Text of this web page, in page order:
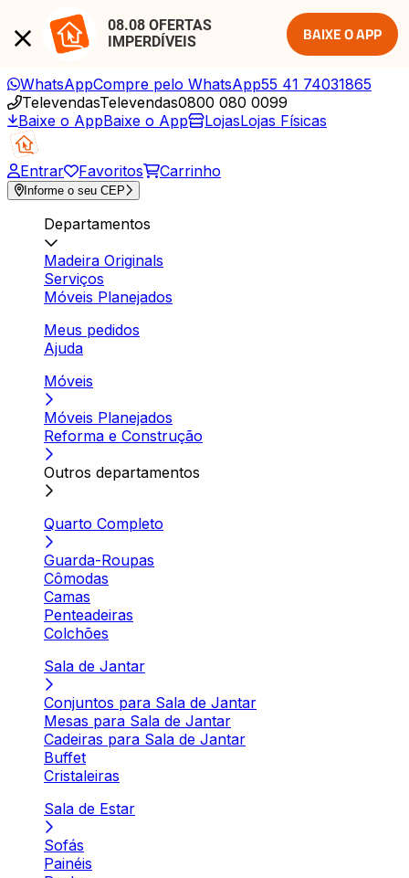
08.08 OFERTAS
IMPERDÍVEIS
BAIXE O APP
WhatsAppCompre pelo WhatsApp55 41 74031865
TelevendasTelevendas0800 080 0099
Baixe o AppBaixe o App LojasLojas Físicas
Entrar Favoritos Carrinho
Informe o seu CEP
Departamentos
Madeira Originals
Serviços
Móveis Planejados
Meus pedidos
Ajuda
Móveis
Móveis Planejados
Reforma e Construção
Outros departamentos
Quarto Completo
Guarda-Roupas
Cômodas
Camas
Penteadeiras
Colchões
Sala de Jantar
Conjuntos para Sala de Jantar
Mesas para Sala de Jantar
Cadeiras para Sala de Jantar
Buffet
Cristaleiras
Sala de Estar
Sofás
Painéis